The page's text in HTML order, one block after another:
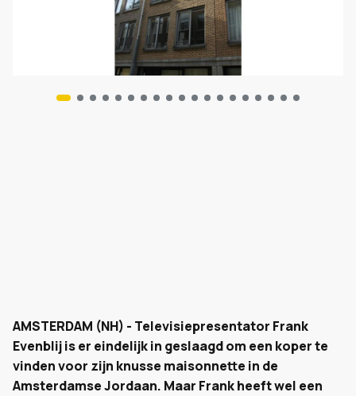
AMSTERDAM (NH) - Televisiepresentator Frank
Evenblij is er eindelijk in geslaagd om een koper te
vinden voor zijn knusse maisonnette in de
Amsterdamse Jordaan. Maar Frank heeft wel een